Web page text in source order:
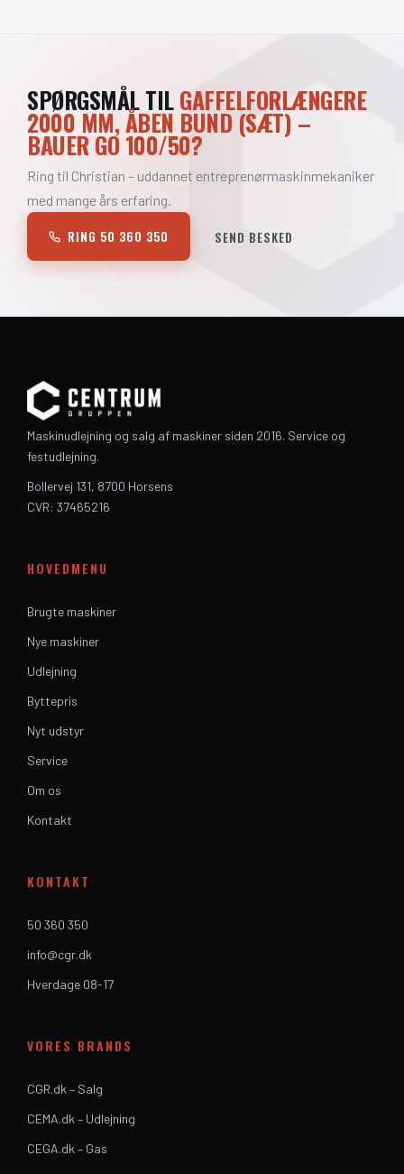
SPØRGSMÅL TILGAFFELFORLÆNGERE
2000 MM, ÅBEN BUND (SÆT) –
BAUER GO 100/50?
Ring til Christian – uddannet entreprenørmaskinmekaniker
med mange års erfaring.
RING 50 360 350 SEND BESKED
Maskinudlejning og salg af maskiner siden 2016. Service og
festudlejning.
Bollervej 131, 8700 Horsens
CVR: 37465216
HOVEDMENU
Brugte maskiner
Nye maskiner
Udlejning
Byttepris
Nyt udstyr
Service
Om os
Kontakt
KONTAKT
50 360 350
info@cgr.dk
Hverdage 08-17
VORES BRANDS
CGR.dk – Salg
CEMA.dk – Udlejning
CEGA.dk – Gas